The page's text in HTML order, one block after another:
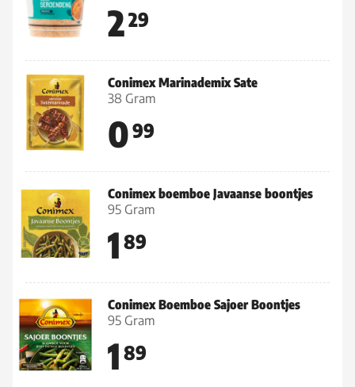
229
Conimex Marinademix Sate
38 Gram
099
Conimex boemboe Javaanse boontjes
95 Gram
1 89
Conimex Boemboe Sajoer Boontjes
95 Gram
1 89